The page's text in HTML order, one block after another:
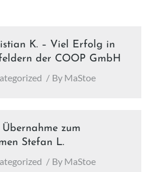
K. – Viel Erfolg in
der COOP GmbH
By MaStoe
zum
Stefan L.
By MaStoe